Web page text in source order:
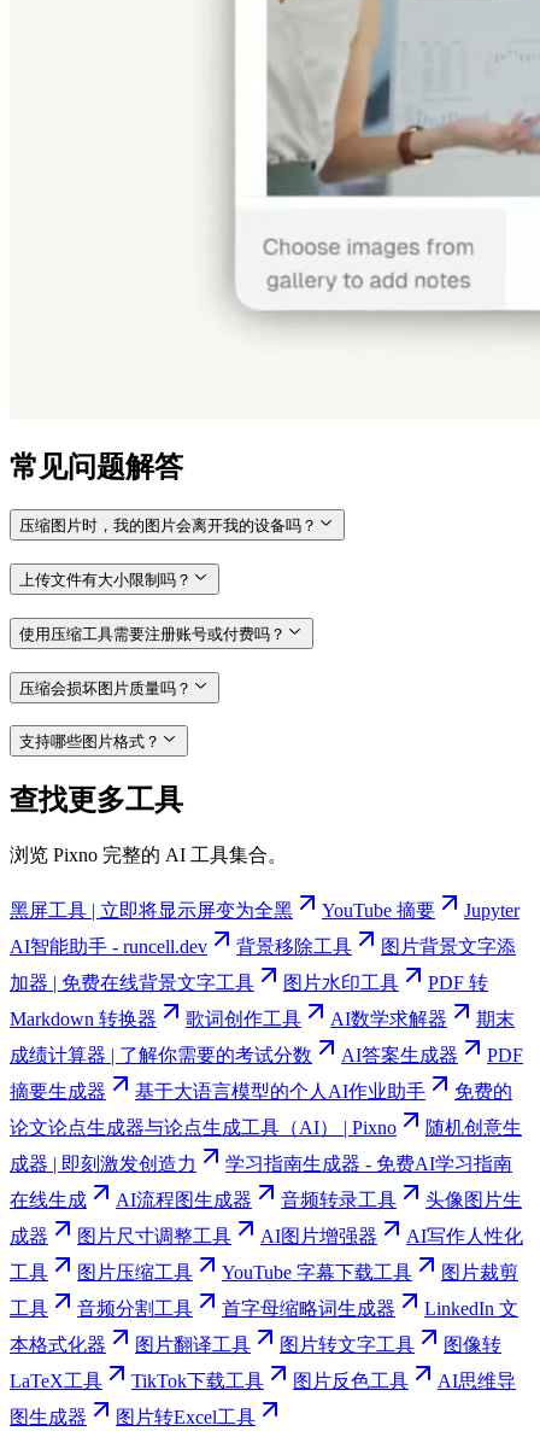
常见问题解答
压缩图片时，我的图片会离开我的设备吗？
上传文件有大小限制吗？
使用压缩工具需要注册账号或付费吗？
压缩会损坏图片质量吗？
支持哪些图片格式？
查找更多工具
浏览 Pixno 完整的 AI 工具集合。
黑屏工具 | 立即将显示屏变为全黑 YouTube 摘要
Jupyter
AI智能助手 - runcell.dev
背景移除工具
图片背景文字添
加器 | 免费在线背景文字工具
图片水印工具
PDF 转
Markdown 转换器
歌词创作工具 AI数学求解器
期末
成绩计算器 | 了解你需要的考试分数
AI答案生成器
PDF
摘要生成器
基于大语言模型的个人AI作业助手
免费的
论文论点生成器与论点生成工具（AI） | Pixno
随机创意生
成器 | 即刻激发创造力
学习指南生成器 - 免费AI学习指南
在线生成
AI流程图生成器 音频转录工具
头像图片生
成器
图片尺寸调整工具 AI图片增强器
AI写作人性化
工具
图片压缩工具 YouTube 字幕下载工具
图片裁剪
工具
音频分割工具 首字母缩略词生成器
LinkedIn 文
本格式化器
图片翻译工具 图片转文字工具
图像转
LaTeX工具
TikTok下载工具 图片反色工具
AI思维导
图生成器
图片转Excel工具